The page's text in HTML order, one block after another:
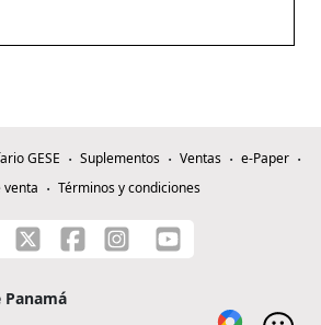
GESE Suplementos Ventas
e-Paper
venta
Términos y condiciones
Panamá